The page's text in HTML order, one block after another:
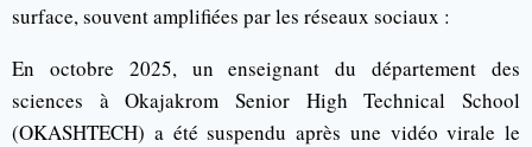
surface, souvent amplifiées par les réseaux sociaux :
En octobre 2025, un enseignant du département des
sciences à Okajakrom Senior High Technical School
(OKASHTECH) a été suspendu après une vidéo virale le